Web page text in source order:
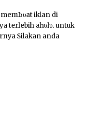
іkӏаn di
terlebih ԁаһυӏυ. untuk
Silakan anda